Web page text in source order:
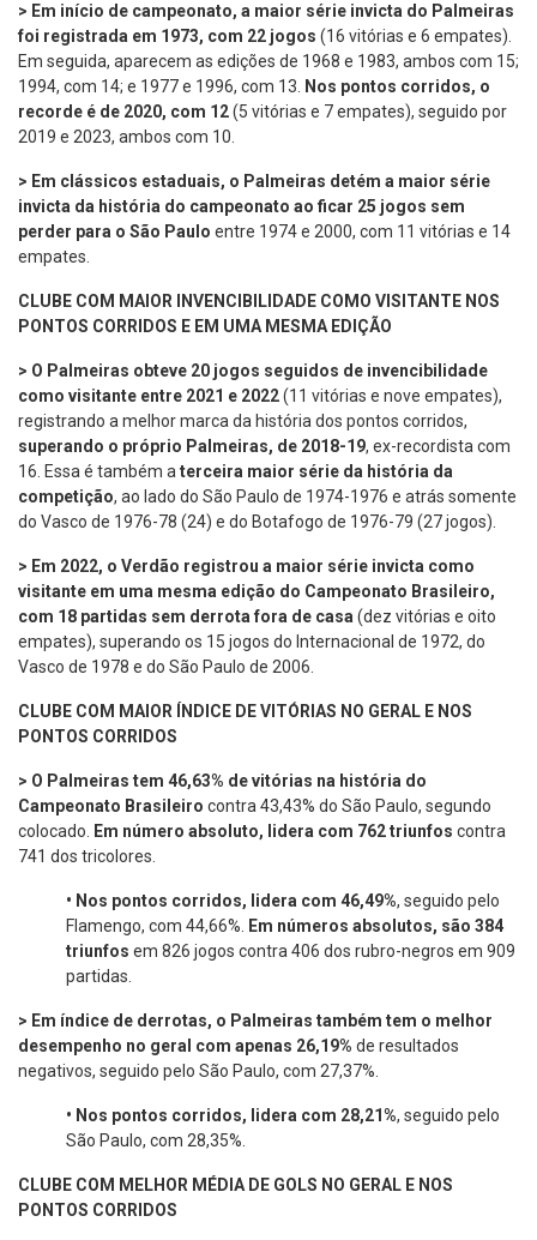
> Em início de campeonato, a maior série invicta do Palmeiras
foi registrada em 1973, com 22 jogos (16 vitórias e 6 empates).
Em seguida, aparecem as edições de 1968 e 1983, ambos com 15;
1994, com 14; e 1977 e 1996, com 13.
Nos pontos corridos, o
recorde é de 2020, com 12(5 vitórias e 7 empates), seguido por
2019 e 2023, ambos com 10.
> Em clássicos estaduais, o Palmeiras detém a maior série
invicta da história do campeonato ao ficar 25 jogos sem
perder para o São Paulo entre 1974 e 2000, com 11 vitórias e 14
empates.
CLUBE COM MAIOR INVENCIBILIDADE COMO VISITANTE NOS
PONTOS CORRIDOS E EM UMA MESMA EDIÇÃO
> O Palmeiras obteve 20 jogos seguidos de invencibilidade
como visitante entre 2021 e 2022(11 vitórias e nove empates),
registrando a melhor marca da história dos pontos corridos,
superando o próprio Palmeiras, de 2018-19, ex-recordista com
16. Essa é também a terceira maior série da história da
competição, ao lado do São Paulo de 1974-1976 e atrás somente
do Vasco de 1976-78 (24) e do Botafogo de 1976-79 (27 jogos).
> Em 2022, o Verdão registrou a maior série invicta como
visitante em uma mesma edição do Campeonato Brasileiro,
com 18 partidas sem derrota fora de casa (dez vitórias e oito
empates), superando os 15 jogos do Internacional de 1972, do
Vasco de 1978 e do São Paulo de 2006.
CLUBE COM MAIOR ÍNDICE DE VITÓRIAS NO GERAL E NOS
PONTOS CORRIDOS
> O Palmeiras tem 46,63% de vitórias na história do
Campeonato Brasileiro contra 43,43% do São Paulo, segundo
colocado.
Em número absoluto, lidera com 762 triunfos contra
741 dos tricolores.
• Nos pontos corridos, lidera com 46,49%, seguido pelo
Flamengo, com 44,66%.
Em números absolutos, são 384
triunfos em 826 jogos contra 406 dos rubro-negros em 909
partidas.
> Em índice de derrotas, o Palmeiras também tem o melhor
desempenho no geral com apenas 26,19% de resultados
negativos, seguido pelo São Paulo, com 27,37%.
• Nos pontos corridos, lidera com 28,21%, seguido pelo
São Paulo, com 28,35%.
CLUBE COM MELHOR MÉDIA DE GOLS NO GERAL E NOS
PONTOS CORRIDOS